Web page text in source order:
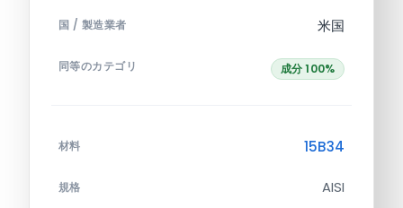
国 / 製造業者 米国
同等のカテゴリ 成分 100%
材料 15B34
規格 AISI